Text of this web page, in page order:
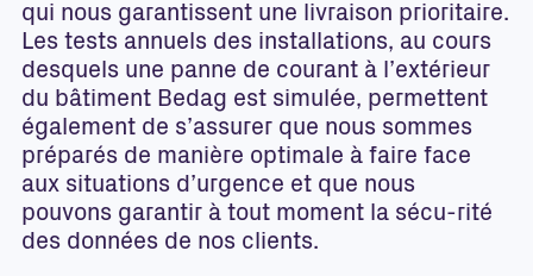
qui nous garantissent une livraison prioritaire.
Les tests annuels des installations, au cours
desquels une panne de courant à l’extérieur
du bâtiment Bedag est simulée, permettent
également de s’assurer que nous sommes
préparés de manière optimale à faire face
aux situations d’urgence et que nous
pouvons garantir à tout moment la sécu-rité
des données de nos clients.